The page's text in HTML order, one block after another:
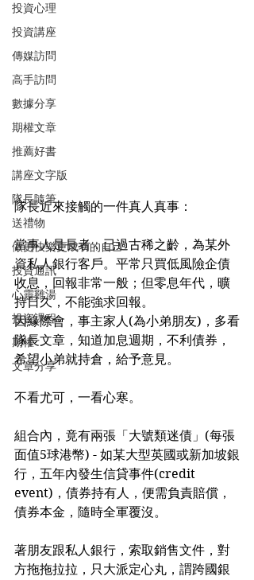
投資心理
投資講座
傳媒訪問
高手訪問
數據分享
期權文章
推薦好書
講座文字版
隊長隨筆
送禮物
做更快樂更成功的自己
投資通訊
心靈雞湯
投資課程
期權
文章分享
隊長近來接觸的一件真人真事：
當事人是長者，已過古稀之齡，為某外
資私人銀行客戶。平常只買低風險企債
收息，回報非常一般；但零息年代，曠
持日久，不能強求回報。
因緣際會，事主家人(為小弟朋友)，多看
隊長文章，知道加息週期，不利債券，
希望小弟就持倉，給予意見。
不看尤可，一看心寒。
組合內，竟有兩張「大號類迷債」(每張
面值5球港幣) - 如某大型英國或新加坡銀
行，五年內發生信貸事件(credit
event)，債券持有人，便需負責賠償，
債券本金，隨時全軍覆沒。
著朋友跟私人銀行，索取銷售文件，對
方拖拖拉拉，只大派定心丸，謂跨國銀